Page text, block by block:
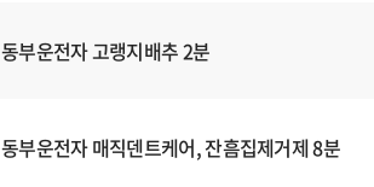
동부운전자 고랭지배추 2분
동부운전자 매직덴트케어, 잔흠집제거제 8분